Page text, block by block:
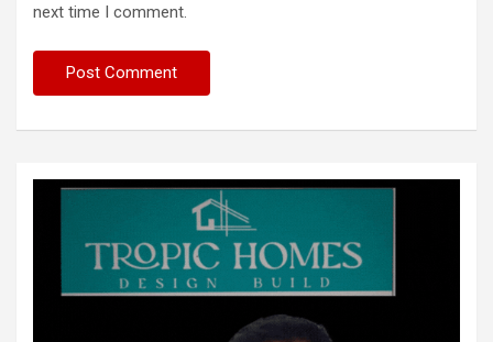
next time I comment.